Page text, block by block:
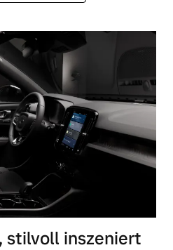
stilvoll inszeniert